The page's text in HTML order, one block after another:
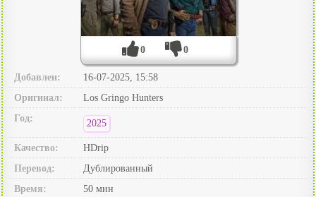
0 0
Добавлен:
16-07-2025, 15:58
Оригинал:
Los Gringo Hunters
Год:
2025
Качество:
HDrip
Перевод:
Дублированный
Время:
50 мин